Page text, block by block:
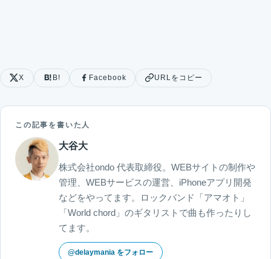
X B! Facebook URLをコピー
この記事を書いた人
大谷大
株式会社ondo 代表取締役。WEBサイトの制作や
管理、WEBサービスの運営、iPhoneアプリ開発
などをやってます。ロックバンド「アマオト」
「World chord」のギタリストで曲も作ったりし
てます。
@delaymania をフォロー